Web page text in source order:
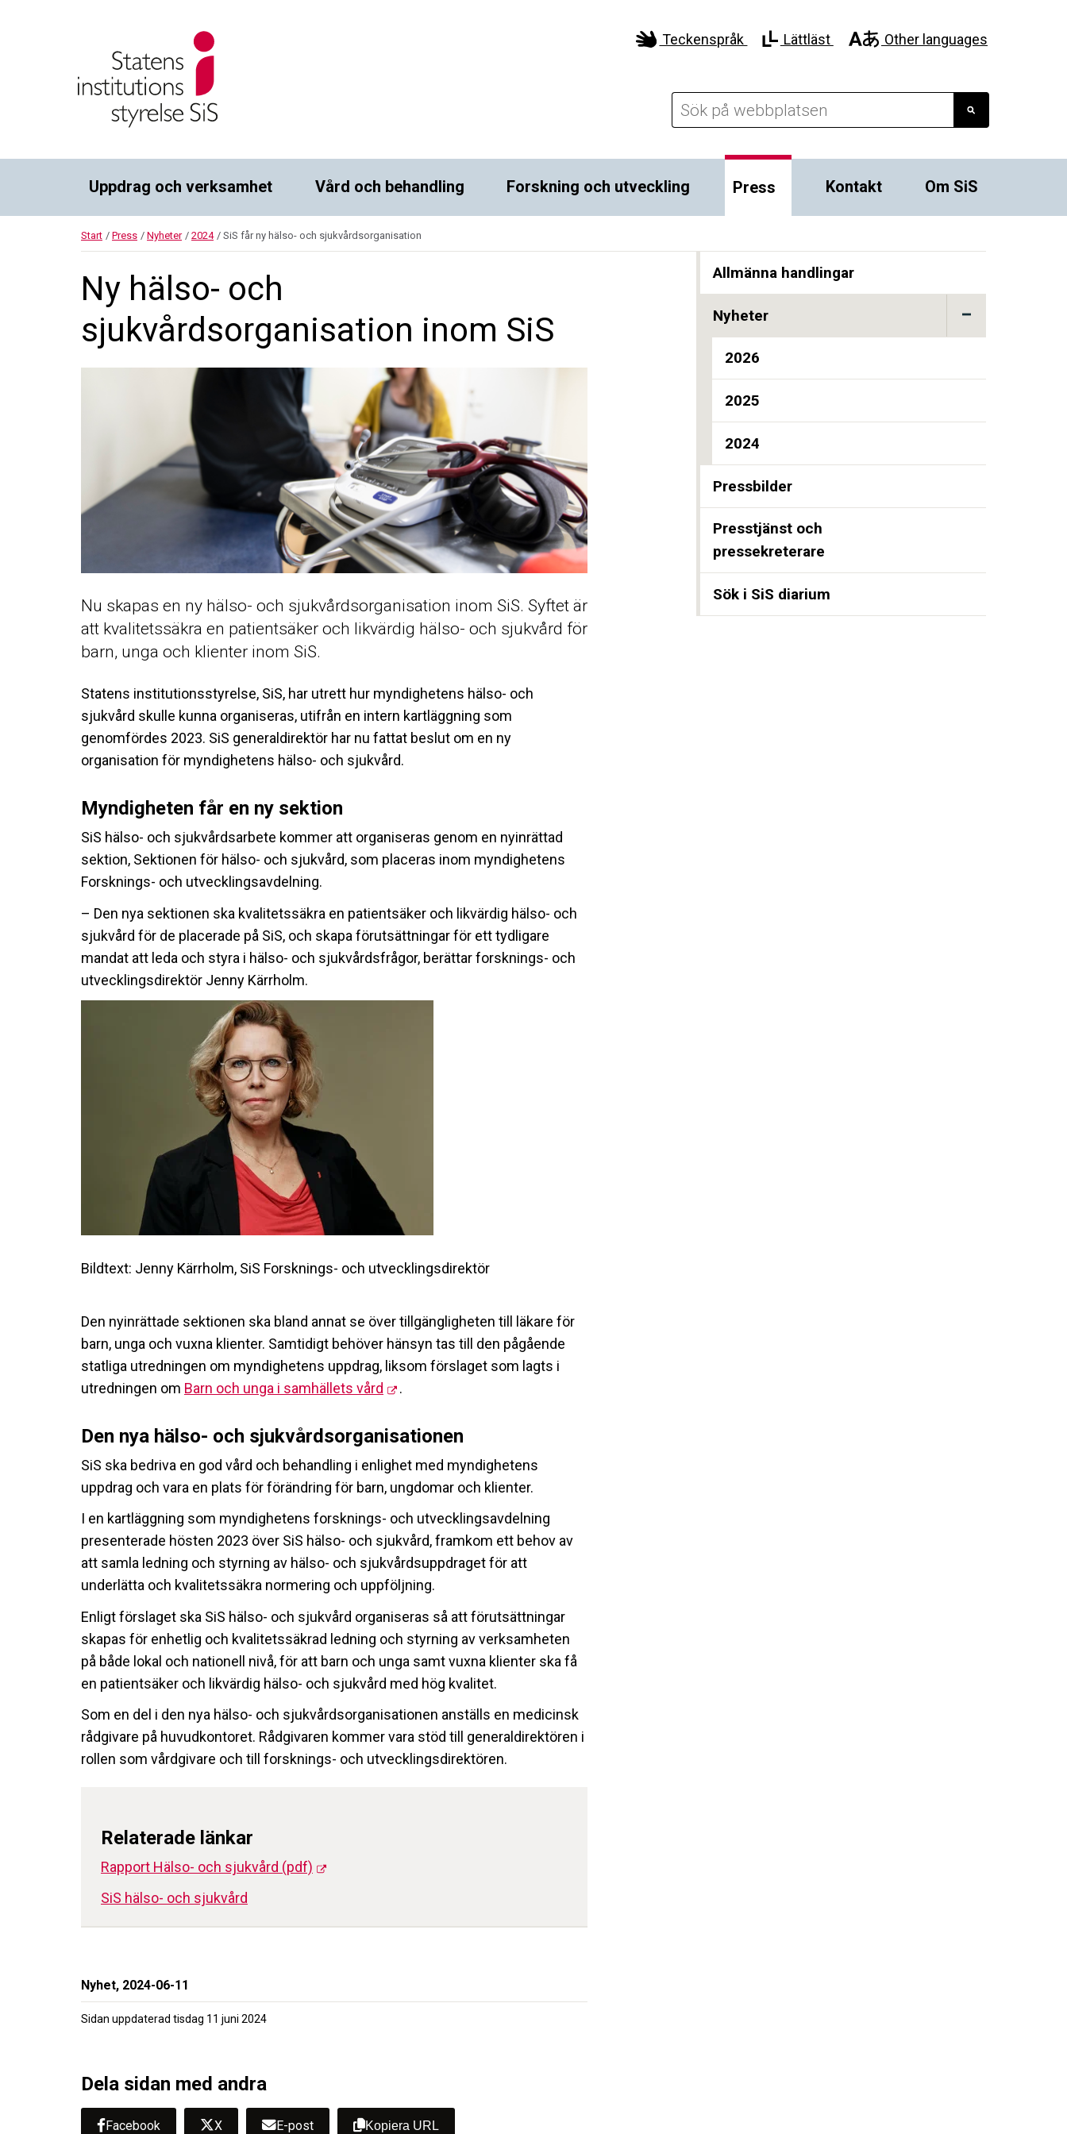
Teckenspråk Lättläst Other languages
Uppdrag och verksamhet Vård och behandling Forskning och utveckling Press Kontakt Om SiS
Start / Press / Nyheter / 2024 / SiS får ny hälso- och sjukvårdsorganisation
Allmänna handlingar
Nyheter
2026
2025
2024
Pressbilder
Presstjänst och
pressekreterare
Sök i SiS diarium
Ny hälso- och
sjukvårdsorganisation inom SiS
Nu skapas en ny hälso- och sjukvårdsorganisation inom SiS. Syftet är
att kvalitetssäkra en patientsäker och likvärdig hälso- och sjukvård för
barn, unga och klienter inom SiS.
Statens institutionsstyrelse, SiS, har utrett hur myndighetens hälso- och
sjukvård skulle kunna organiseras, utifrån en intern kartläggning som
genomfördes 2023. SiS generaldirektör har nu fattat beslut om en ny
organisation för myndighetens hälso- och sjukvård.
Myndigheten får en ny sektion
SiS hälso- och sjukvårdsarbete kommer att organiseras genom en nyinrättad
sektion, Sektionen för hälso- och sjukvård, som placeras inom myndighetens
Forsknings- och utvecklingsavdelning.
– Den nya sektionen ska kvalitetssäkra en patientsäker och likvärdig hälso- och
sjukvård för de placerade på SiS, och skapa förutsättningar för ett tydligare
mandat att leda och styra i hälso- och sjukvårdsfrågor, berättar forsknings- och
utvecklingsdirektör Jenny Kärrholm.
Bildtext: Jenny Kärrholm, SiS Forsknings- och utvecklingsdirektör
Den nyinrättade sektionen ska bland annat se över tillgängligheten till läkare för
barn, unga och vuxna klienter. Samtidigt behöver hänsyn tas till den pågående
statliga utredningen om myndighetens uppdrag, liksom förslaget som lagts i
utredningen om Barn och unga i samhällets vård .
Den nya hälso- och sjukvårdsorganisationen
SiS ska bedriva en god vård och behandling i enlighet med myndighetens
uppdrag och vara en plats för förändring för barn, ungdomar och klienter.
I en kartläggning som myndighetens forsknings- och utvecklingsavdelning
presenterade hösten 2023 över SiS hälso- och sjukvård, framkom ett behov av
att samla ledning och styrning av hälso- och sjukvårdsuppdraget för att
underlätta och kvalitetssäkra normering och uppföljning.
Enligt förslaget ska SiS hälso- och sjukvård organiseras så att förutsättningar
skapas för enhetlig och kvalitetssäkrad ledning och styrning av verksamheten
på både lokal och nationell nivå, för att barn och unga samt vuxna klienter ska få
en patientsäker och likvärdig hälso- och sjukvård med hög kvalitet.
Som en del i den nya hälso- och sjukvårdsorganisationen anställs en medicinsk
rådgivare på huvudkontoret. Rådgivaren kommer vara stöd till generaldirektören i
rollen som vårdgivare och till forsknings- och utvecklingsdirektören.
Relaterade länkar
Rapport Hälso- och sjukvård (pdf)
SiS hälso- och sjukvård
Nyhet, 2024-06-11
Sidan uppdaterad tisdag 11 juni 2024
Dela sidan med andra
Facebook X E-post Kopiera URL